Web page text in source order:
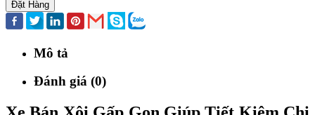
Đặt Hàng
Mô tả
Đánh giá (0)